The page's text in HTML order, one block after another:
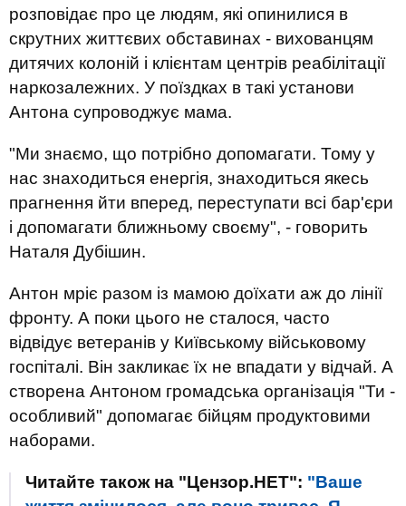
розповідає про це людям, які опинилися в
скрутних життєвих обставинах - вихованцям
дитячих колоній і клієнтам центрів реабілітації
наркозалежних. У поїздках в такі установи
Антона супроводжує мама.
"Ми знаємо, що потрібно допомагати. Тому у
нас знаходиться енергія, знаходиться якесь
прагнення йти вперед, переступати всі бар'єри
і допомагати ближньому своєму", - говорить
Наталя Дубішин.
Антон мріє разом із мамою доїхати аж до лінії
фронту. А поки цього не сталося, часто
відвідує ветеранів у Київському військовому
госпіталі. Він закликає їх не впадати у відчай. А
створена Антоном громадська організація "Ти -
особливий" допомагає бійцям продуктовими
наборами.
Читайте також на "Цензор.НЕТ": "Ваше